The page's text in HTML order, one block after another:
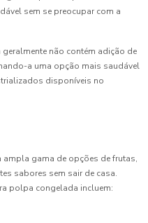
sem se preocupar com a
não contém adição de
a uma opção mais saudável
disponíveis no
gama de opções de frutas,
sabores sem sair de casa.
polpa congelada incluem: